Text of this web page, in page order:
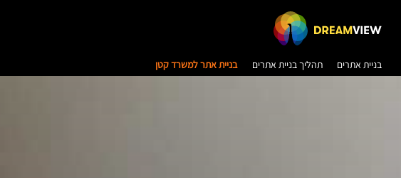
בניית אתרים תהליך בניית אתרים בניית אתר למשרד קטן